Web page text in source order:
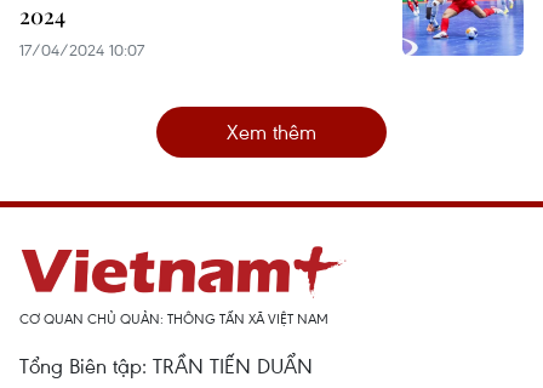
2024
17/04/2024 10:07
Xem thêm
CƠ QUAN CHỦ QUẢN: THÔNG TẤN XÃ VIỆT NAM
Tổng Biên tập: TRẦN TIẾN DUẨN